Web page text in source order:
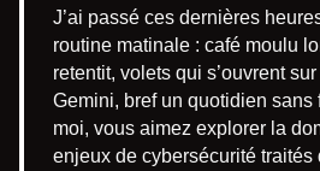
J’ai passé ces dernières
routine matinale : café moulu
retentit, volets qui s’ouvrent
Gemini, bref un quotidien sans
moi, vous aimez explorer la
enjeux de cybersécurité traités